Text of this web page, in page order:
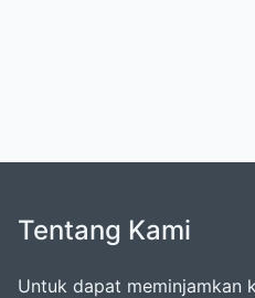
Tentang Kami
Untuk dapat meminjamkan